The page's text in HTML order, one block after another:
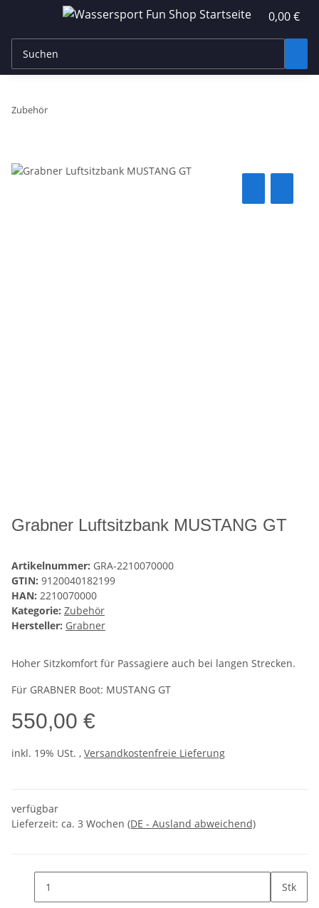
0,00 €
Zubehör
Grabner Luftsitzbank MUSTANG GT
Artikelnummer: GRA-2210070000
GTIN: 9120040182199
HAN: 2210070000
Kategorie: Zubehör
Hersteller: Grabner
Hoher Sitzkomfort für Passagiere auch bei langen Strecken.
Für GRABNER Boot: MUSTANG GT
550,00 €
inkl. 19% USt. , Versandkostenfreie Lieferung
verfügbar
Lieferzeit: ca. 3 Wochen (DE - Ausland abweichend)
Stk